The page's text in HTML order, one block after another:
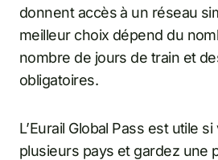
donnent accès à un réseau
meilleur choix dépend du
nombre de jours de train et
obligatoires.
L’Eurail Global Pass est utile
plusieurs pays et gardez une